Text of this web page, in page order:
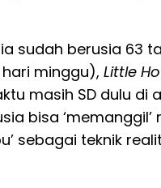
sudah berusia 63
minggu), Little
masih SD dulu di
bisa
sebagai teknik